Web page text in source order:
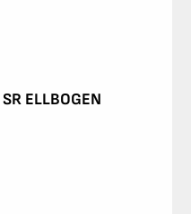
ELLBOGEN